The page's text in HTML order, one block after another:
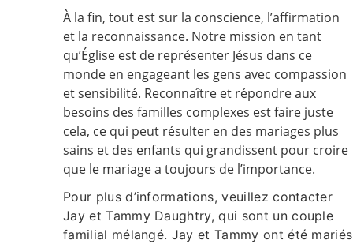
À la fin, tout est sur la conscience, l’affirmation
et la reconnaissance. Notre mission en tant
qu’Église est de représenter Jésus dans ce
monde en engageant les gens avec compassion
et sensibilité. Reconnaître et répondre aux
besoins des familles complexes est faire juste
cela, ce qui peut résulter en des mariages plus
sains et des enfants qui grandissent pour croire
que le mariage a toujours de l’importance.
Pour plus d’informations, veuillez contacter
Jay et Tammy Daughtry, qui sont un couple
familial mélangé. Jay et Tammy ont été mariés